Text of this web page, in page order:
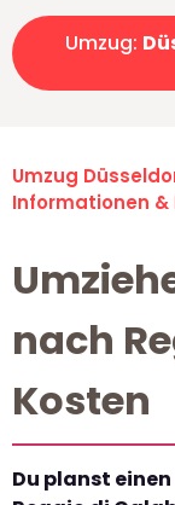
Umzug:
Umzug
Informationen &
nach
Kosten
Du planst